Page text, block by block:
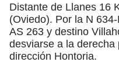
Distante de Llanes 16
(Oviedo). Por la N
AS 263 y destino
desviarse a la derecha
dirección Hontoria.